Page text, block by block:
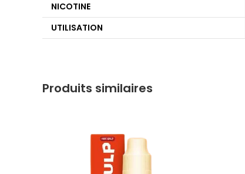
NICOTINE
UTILISATION
Produits similaires